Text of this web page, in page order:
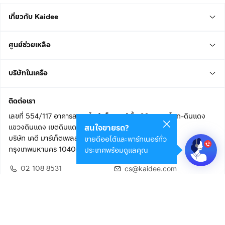
เกี่ยวกับ Kaidee
ศูนย์ช่วยเหลือ
บริษัทในเครือ
ติดต่อเรา
เลขที่ 554/117 อาคารสกายไนน์ เซ็นเตอร์ ชั้น 22 ถนนอโศก-ดินแดง
แขวงดินแดง เขตดินแดง
บริษัท เคดี มาร์เก็ตเพลส จำกัด (สำนักงานใหญ่)
กรุงเทพมหานคร 10400
02 108 8531
cs@kaidee.com
สนใจขายรถ?
ขายดีออโต้และพาร์ทเนอร์ทั่ว
ประเทศพร้อมดูแลคุณ